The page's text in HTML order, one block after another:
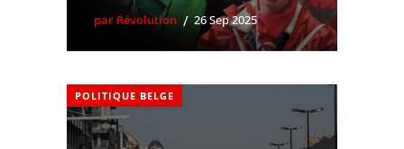
par Révolution 26 Sep 2025
POLITIQUE BELGE